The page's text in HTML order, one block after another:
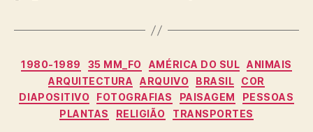
Categorias
1980-1989 35 MM_FO AMÉRICA DO SUL ANIMAIS
ARQUITECTURA
ARQUIVO BRASIL
COR
DIAPOSITIVO
FOTOGRAFIAS PAISAGEM
PESSOAS
PLANTAS
RELIGIÃO TRANSPORTES